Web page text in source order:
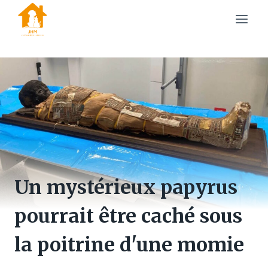
content
Un mystérieux papyrus
pourrait être caché sous
la poitrine d'une momie